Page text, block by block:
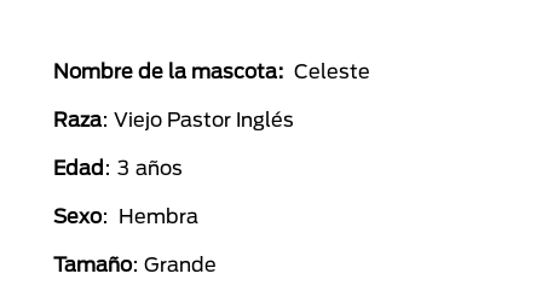
Nombre de la mascota: Celeste
Raza: Viejo Pastor Inglés
Edad: 3 años
Sexo: Hembra
Tamaño: Grande